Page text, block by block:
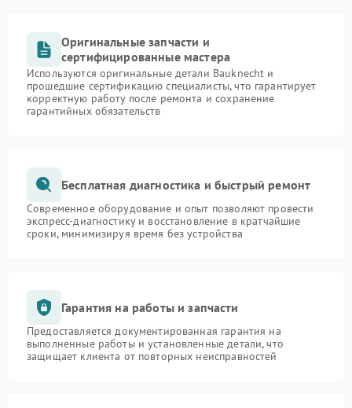
Оригинальные запчасти и
сертифицированные мастера
Используются оригинальные детали Bauknecht и
прошедшие сертификацию специалисты, что гарантирует
корректную работу после ремонта и сохранение
гарантийных обязательств
Бесплатная диагностика и быстрый ремонт
Современное оборудование и опыт позволяют провести
экспресс-диагностику и восстановление в кратчайшие
сроки, минимизируя время без устройства
Гарантия на работы и запчасти
Предоставляется документированная гарантия на
выполненные работы и установленные детали, что
защищает клиента от повторных неисправностей